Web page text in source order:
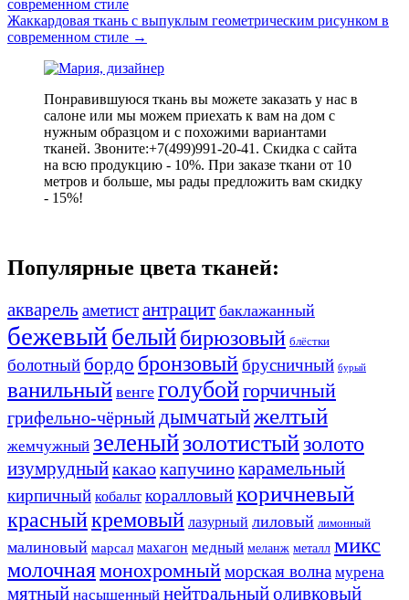
современном стиле
Жаккардовая ткань с выпуклым геометрическим рисунком в
современном стиле →
Понравившуюся ткань вы можете заказать у нас в
салоне или мы можем приехать к вам на дом с
нужным образцом и с похожими вариантами
тканей. Звоните:+7(499)991-20-41. Скидка с сайта
на всю продукцию - 10%. При заказе ткани от 10
метров и больше, мы рады предложить вам скидку
- 15%!
Популярные цвета тканей:
акварель аметистантрацит баклажанный
бежевый белыйбирюзовый блёстки
болотный бордо бронзовыйбрусничный бурый
ванильный венге голубойгорчичный
грифельно-чёрный дымчатыйжелтый
жемчужный зеленыйзолотистыйзолото
изумрудныйкакаокапучинокарамельный
кирпичный кобальт коралловыйкоричневый
красныйкремовый лазурный лиловый лимонный
малиновый марсал махагон медный меланж металл микс
молочнаямонохромныйморская волна мурена
мятный насыщенный нейтральныйоливковый